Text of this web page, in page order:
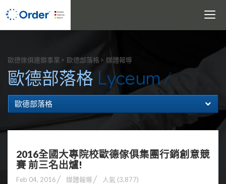
Toggle
歐德傢俱連鎖事業 歐德部落格 媒體報導
歐德部落格 Lyceum
歐德部落格
2016全國大專院校歐德傢俱集團行銷創意競
賽 前三名出爐!
Feb 04, 2016 媒體報導 人氣 (3,877)